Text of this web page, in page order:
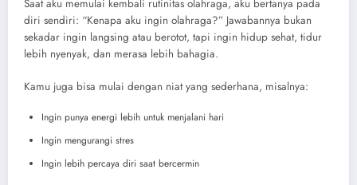
Saat aku memulai kembali rutinitas olahraga, aku bertanya pada
diri sendiri: “Kenapa aku ingin olahraga?” Jawabannya bukan
sekadar ingin langsing atau berotot, tapi ingin hidup sehat, tidur
lebih nyenyak, dan merasa lebih bahagia.
Kamu juga bisa mulai dengan niat yang sederhana, misalnya:
Ingin punya energi lebih untuk menjalani hari
Ingin mengurangi stres
Ingin lebih percaya diri saat bercermin